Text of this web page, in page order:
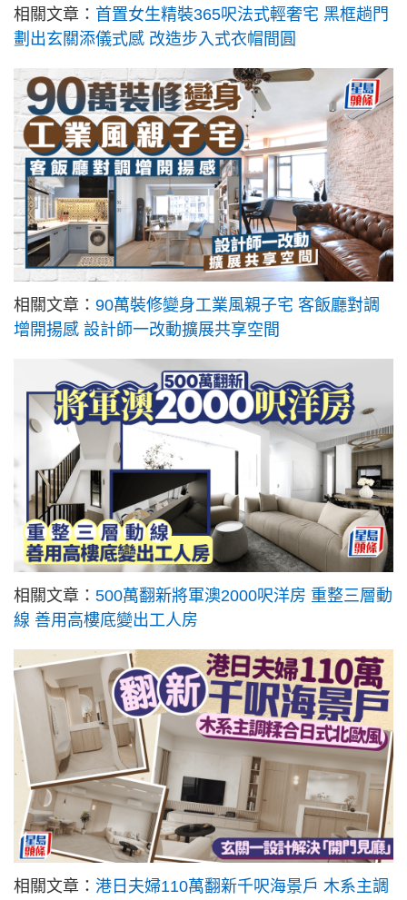
相關文章： 首置女生精裝365呎法式輕奢宅 黑框趟門
劃出玄關添儀式感 改造步入式衣帽間圓
相關文章： 90萬裝修變身工業風親子宅 客飯廳對調
增開揚感 設計師一改動擴展共享空間
相關文章： 500萬翻新將軍澳2000呎洋房 重整三層動
線 善用高樓底變出工人房
相關文章： 港日夫婦110萬翻新千呎海景戶 木系主調